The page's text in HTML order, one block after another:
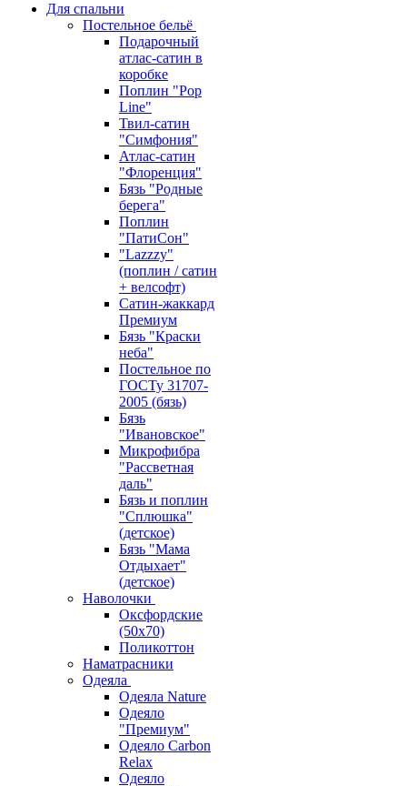
Для спальни
Постельное бельё
Подарочный
атлас-сатин в
коробке
Поплин "Pop
Line"
Твил-сатин
"Симфония"
Атлас-сатин
"Флоренция"
Бязь "Родные
берега"
Поплин
"ПатиСон"
"Lazzzy"
(поплин / сатин
+ велсофт)
Сатин-жаккард
Премиум
Бязь "Краски
неба"
Постельное по
ГОСТу 31707-
2005 (бязь)
Бязь
"Ивановское"
Микрофибра
"Рассветная
даль"
Бязь и поплин
"Сплюшка"
(детское)
Бязь "Мама
Отдыхает"
(детское)
Наволочки
Оксфордские
(50х70)
Поликоттон
Наматрасники
Одеяла
Одеяла Nature
Одеяло
"Премиум"
Одеяло Carbon
Relax
Одеяло